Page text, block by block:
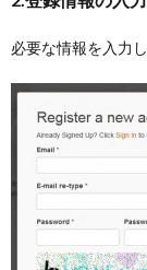
必要な情報を入力